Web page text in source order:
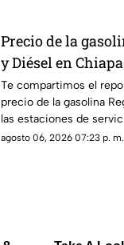
Precio de la
y Diésel en
municipio este
Te compartimos el
precio de la gasolina
las estaciones de
cierre de semana.
agosto 06, 2026 07:23 p. m.